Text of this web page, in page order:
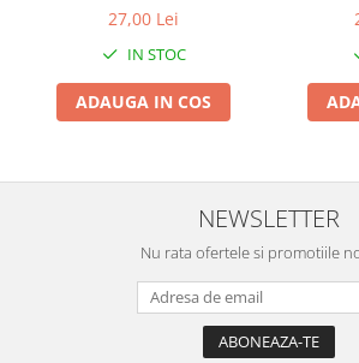
Plite & aragaze
Lumina de crestere pentru plante
Proiectoare & lampi de lucru
27,00 Lei
IN STOC
ADAUGA IN COS
NEWSLETTER
Nu rata ofertele si promotiile